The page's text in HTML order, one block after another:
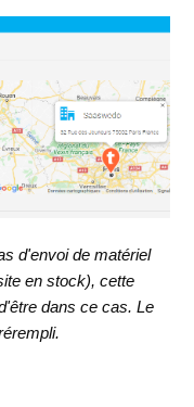
d'envoi de matériel
en stock), cette
dans ce cas. Le